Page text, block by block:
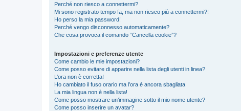
Perché non riesco a connettermi?
Mi sono registrato tempo fa, ma non riesco più a connettermi?!
Ho perso la mia password!
Perché vengo disconnesso automaticamente?
Che cosa provoca il comando “Cancella cookie”?
Impostazioni e preferenze utente
Come cambio le mie impostazioni?
Come posso evitare di apparire nella lista degli utenti in linea?
L’ora non è corretta!
Ho cambiato il fuso orario ma l’ora è ancora sbagliata
La mia lingua non è nella lista!
Come posso mostrare un’immagine sotto il mio nome utente?
Come posso inserire un avatar?